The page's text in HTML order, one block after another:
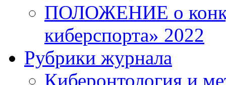
ПОЛОЖЕНИЕ о
киберспорта» 2022
Рубрики журнала
Киберонтология и